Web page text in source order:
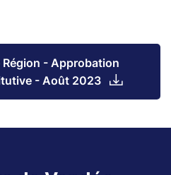
- Approbation
- Août 2023